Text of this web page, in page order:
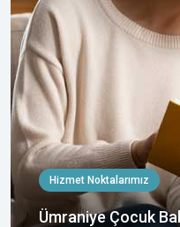
Hizmet Noktalarımız
Ümraniye Çocuk